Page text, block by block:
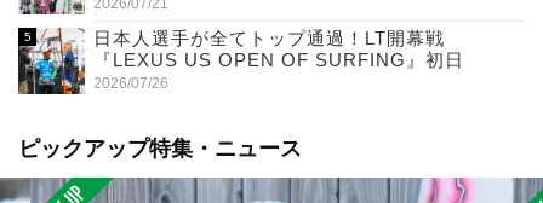
2026/07/21
日本人選手が全てトップ通過！LT開幕戦
『LEXUS US OPEN OF SURFING』初日
2026/07/26
ピックアップ特集・ニュース